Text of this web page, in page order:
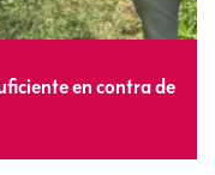
en contra de